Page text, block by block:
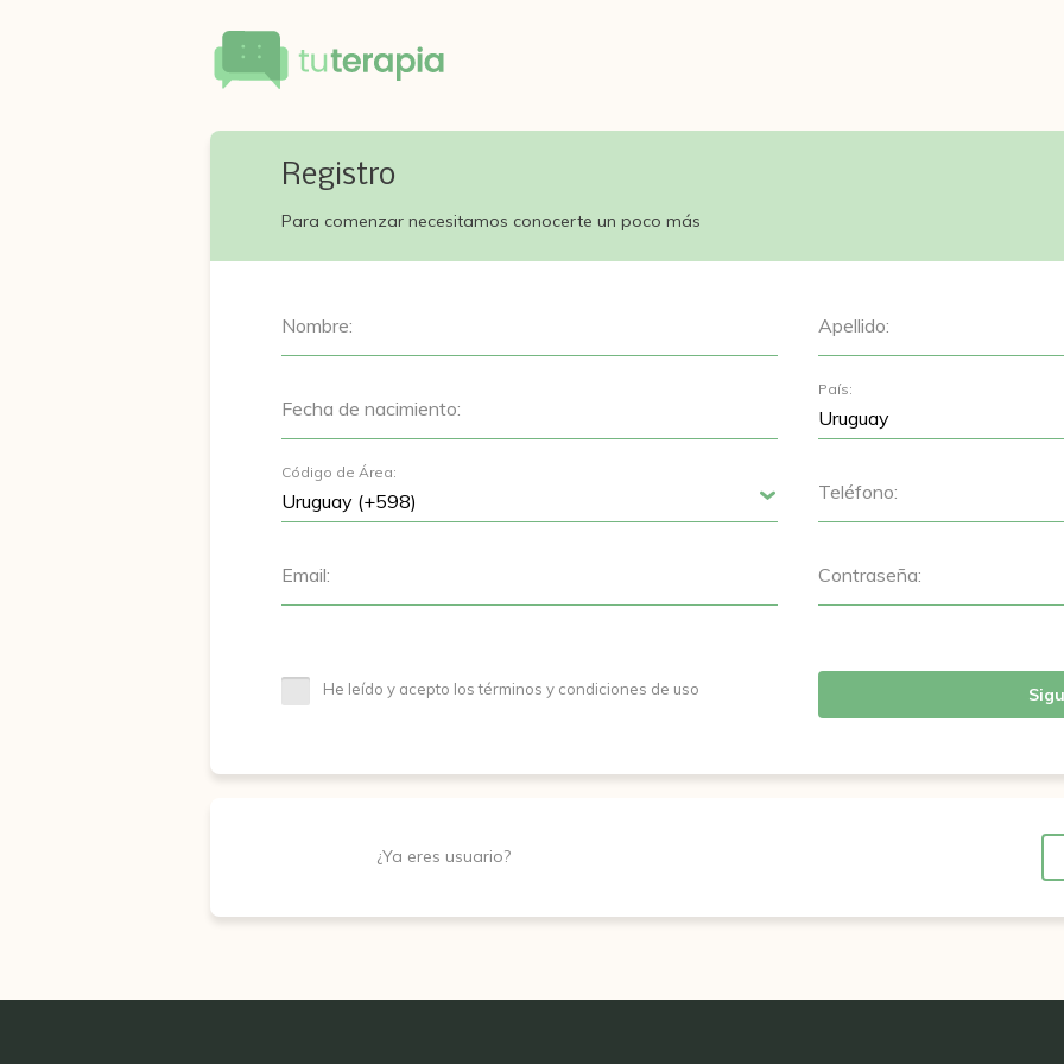
Registro
Para comenzar necesitamos conocerte un poco más
Nombre: Apellido:
Fecha de nacimiento:
País:
Código de Área:
Teléfono:
Email: Contraseña:
He leído y acepto los términos y condiciones de uso
¿Ya eres usuario?